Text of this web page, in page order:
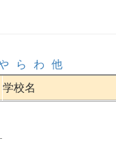
ら わ
他
学校名